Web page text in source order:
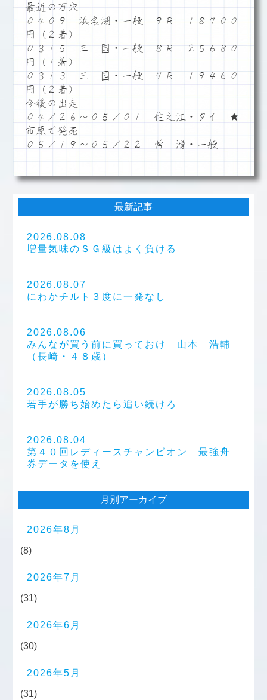
最近の万穴
０４０９ 浜名湖・一般 ９Ｒ １８７００
円（２着）
０３１５ 三 国・一般 ８Ｒ ２５６８０
円（１着）
０３１３ 三 国・一般 ７Ｒ １９４６０
円（２着）
今後の出走
０４／２６～０５／０１ 住之江・タイ ★
市原で発売
０５／１９～０５／２２ 常 滑・一般
最新記事
2026.08.08
増量気味のＳＧ級はよく負ける
2026.08.07
にわかチルト３度に一発なし
2026.08.06
みんなが買う前に買っておけ 山本 浩輔
（長崎・４８歳）
2026.08.05
若手が勝ち始めたら追い続けろ
2026.08.04
第４０回レディースチャンピオン 最強舟
券データを使え
月別アーカイブ
2026年8月
(8)
2026年7月
(31)
2026年6月
(30)
2026年5月
(31)